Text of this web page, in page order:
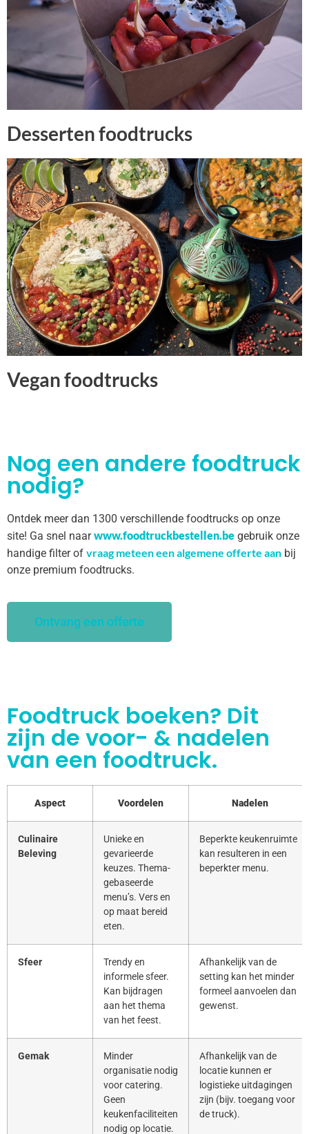
Desserten foodtrucks
Vegan foodtrucks
Nog een andere foodtruck
nodig?
Ontdek meer dan 1300 verschillende foodtrucks op onze
site! Ga snel naarwww.foodtruckbestellen.be gebruik onze
handige filter of vraag meteen een algemene offerte aan bij
onze premium foodtrucks.
Ontvang een offerte
Foodtruck boeken? Dit
zijn de voor- & nadelen
van een foodtruck.
Aspect Voordelen Nadelen
Culinaire
Beleving
Unieke en
gevarieerde
keuzes. Thema-
gebaseerde
menu’s. Vers en
op maat bereid
eten.
Beperkte keukenruimte
kan resulteren in een
beperkter menu.
Sfeer
Trendy en
informele sfeer.
Kan bijdragen
aan het thema
van het feest.
Afhankelijk van de
setting kan het minder
formeel aanvoelen dan
gewenst.
Gemak
Minder
organisatie nodig
voor catering.
Geen
keukenfaciliteiten
nodig op locatie.
Afhankelijk van de
locatie kunnen er
logistieke uitdagingen
zijn (bijv. toegang voor
de truck).